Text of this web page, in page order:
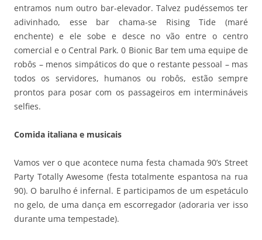
entramos num outro bar-elevador. Talvez pudéssemos ter
adivinhado, esse bar chama-se Rising Tide (maré
enchente) e ele sobe e desce no vão entre o centro
comercial e o Central Park. 0 Bionic Bar tem uma equipe de
robôs – menos simpáticos do que o restante pessoal – mas
todos os servidores, humanos ou robôs, estão sempre
prontos para posar com os passageiros em intermináveis
selfies.
Comida italiana e musicais
Vamos ver o que acontece numa festa chamada 90’s Street
Party Totally Awesome (festa totalmente espantosa na rua
90). O barulho é infernal. E participamos de um espetáculo
no gelo, de uma dança em escorregador (adoraria ver isso
durante uma tempestade).